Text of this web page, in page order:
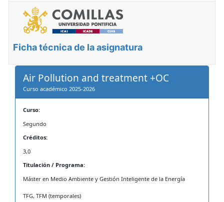
Ficha técnica de la asignatura
Air Pollution and treatment +OC
Curso académico 2025-2026
Curso:
Segundo
Créditos:
3,0
Titulación / Programa:
Máster en Medio Ambiente y Gestión Inteligente de la Energía
TFG, TFM (temporales)